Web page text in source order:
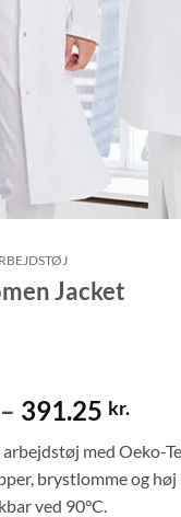
Jacket
– 391.25 kr.
til
med Oeko-
brystlomme og høj
ved 90°C.